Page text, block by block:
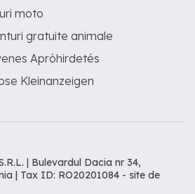
moto
gratuite animale
Apróhirdetés
Kleinanzeigen
| Bulevardul Dacia nr 34,
| Tax ID: RO20201084 - site de